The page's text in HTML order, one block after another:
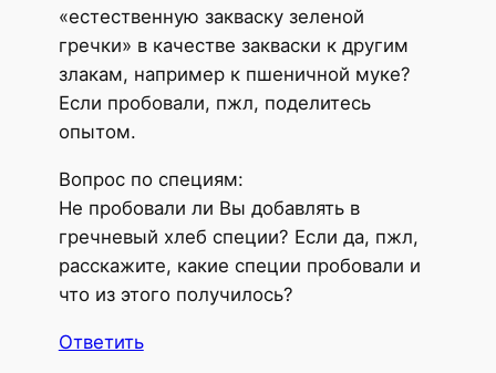
«естественную закваску зеленой
гречки» в качестве закваски к другим
злакам, например к пшеничной муке?
Если пробовали, пжл, поделитесь
опытом.
Вопрос по специям:
Не пробовали ли Вы добавлять в
гречневый хлеб специи? Если да, пжл,
расскажите, какие специи пробовали и
что из этого получилось?
Ответить